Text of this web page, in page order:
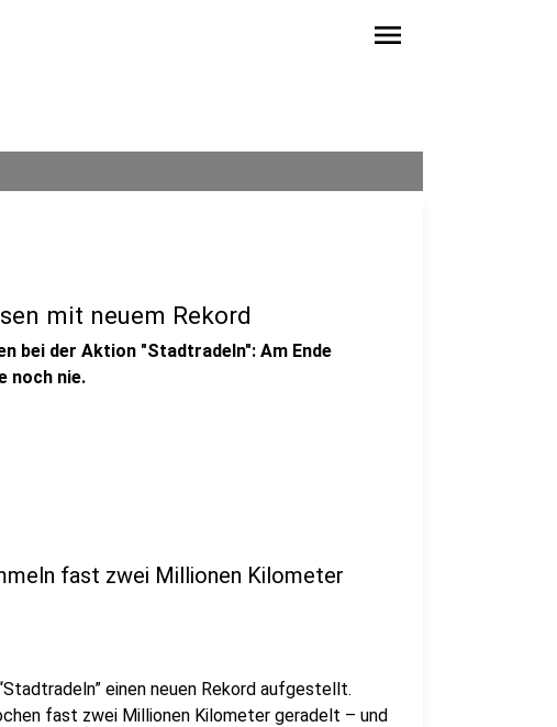
menu
mit neuem Rekord
bei der Aktion "Stadtradeln": Am Ende
noch nie.
fast zwei Millionen Kilometer
einen neuen Rekord aufgestellt.
fast zwei Millionen Kilometer geradelt – und